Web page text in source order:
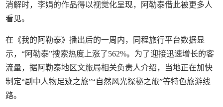
消解时，李娟的作品得以视觉化呈现，阿勒泰借此被更多人
看见。
在《我的阿勒泰》播出后的一周内，同程旅行平台数据显
示，“阿勒泰”搜索热度上涨了562%。为了迎接迅速增长的客
流量，据阿勒泰地区文旅局相关负责人介绍，当地正在加快
制定“剧中人物足迹之旅”“自然风光探秘之旅”等特色旅游线
路。